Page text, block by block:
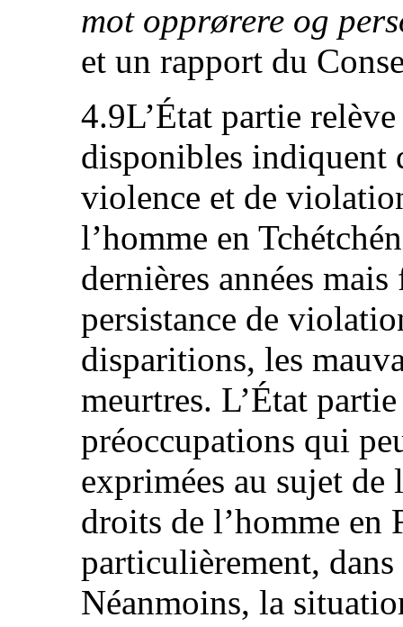
mot opprørere og
et un rapport du
4.9L’État partie
disponibles indiquent
violence et de
l’homme en
dernières années
persistance de
disparitions, les
meurtres. L’État
préoccupations qui
exprimées au sujet
droits de l’homme en
particulièrement,
Néanmoins, la